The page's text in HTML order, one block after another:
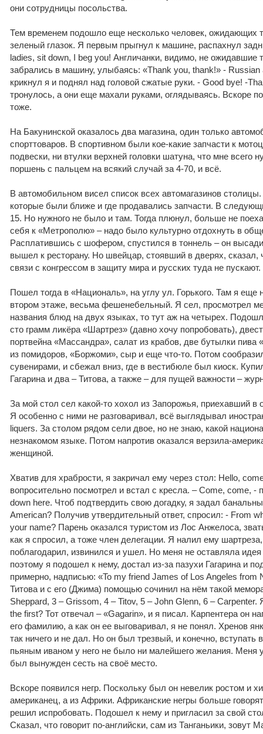
они сотрудницы посольства.
Тем временем подошло еще несколько человек, ожидающих
зеленый глазок. Я первым прыгнул к машине, распахнул
ladies, sit down, I beg you! Англичанки, видимо, не ожидавшие
забрались в машину, улыбаясь: «Thank you, thank!» - Russian
крикнул я и поднял над головой сжатые руки. - Good bye! -
тронулось, а они еще махали руками, оглядываясь. Вскоре
тоже.
На Бакунинской оказалось два магазина, один только
спорттоваров. В спортивном были кое-какие запчасти к
подвески, ни втулки верхней головки шатуна, что мне всего
поршень с пальцем на всякий случай за 4-70, и всё.
В автомобильном висел список всех автомагазинов
которые были ближе и где продавались запчасти. В
15. Но нужного не было и там. Тогда плюнул, больше не
себя к «Метрополю» – надо было культурно отдохнуть в
Расплатившись с шофером, спустился в тоннель – он
вышел к ресторану. Но швейцар, стоявший в дверях, сказал,
связи с конгрессом в защиту мира и русских туда не пускают.
Пошел тогда в «Националь», на углу ул. Горького. Там я еще
втором этаже, весьма фешенебельный. Я сел, просмотрел
названия блюд на двух языках, то тут аж на четырех.
сто грамм ликёра «Шартрез» (давно хочу попробовать),
портвейна «Массандра», салат из крабов, две бутылки пива
из помидоров, «Боржоми», сыр и еще что-то. Потом
сувенирами, и сбежал вниз, где в вестибюле был киоск.
Гагарина и два – Титова, а также – для пущей важности –
За мой стол сел какой-то хохол из Запорожья, приехавший в
Я особенно с ними не разговаривал, всё выглядывал
liquers. За столом рядом сели двое, но не знаю, какой
незнакомом языке. Потом напротив оказался верзила-
женщиной.
Хватив для храбрости, я закричал ему через стол: Hello,
вопросительно посмотрел и встал с кресла. – Come, come, -
down here. Чтоб подтвердить свою догадку, я задал
American? Получив утвердительный ответ, спросил: - From
your name? Парень оказался туристом из Лос Анжелоса,
как я спросил, а тоже член делегации. Я налил ему шартреза,
поблагодарил, извинился и ушел. Но меня не оставляла
поэтому я подошел к нему, достал из-за пазухи Гагарина и
примерно, надписью: «To my friend James of Los Angeles from
Титова и с его (Джима) помощью сочинил на нём такой
Sheppard, 3 – Grissom, 4 – Titov, 5 – John Glenn, 6 –
the first? Тот отвечал – «Gagarin», и я писал. Карпентера он
его фамилию, а как он ее выговаривал, я не понял. Хренов
так ничего и не дал. Но он был трезвый, и конечно, вступать
пьяным иваном у него не было ни малейшего желания. Меня
был вынужден сесть на своё место.
Вскоре появился негр. Поскольку был он невелик ростом и
американец, а из Африки. Африканские негры больше
решил испробовать. Подошел к нему и пригласил за свой
Сказал, что говорит по-английски, сам из Танганьики, зовут